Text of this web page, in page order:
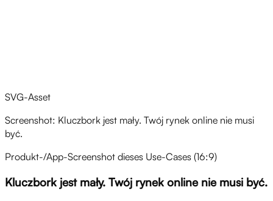
SVG-Asset
Screenshot: Kluczbork jest mały. Twój rynek online nie musi
być.
Produkt-/App-Screenshot dieses Use-Cases (16:9)
Kluczbork jest mały. Twój rynek online nie musi być.